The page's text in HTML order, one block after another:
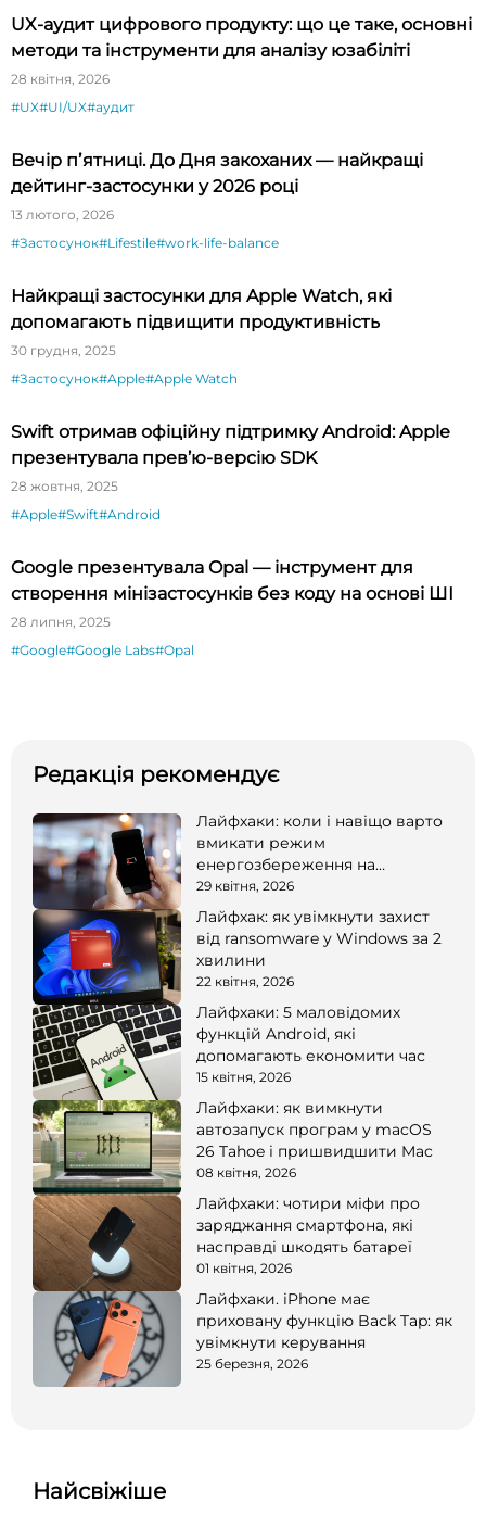
UX-аудит цифрового продукту: що це таке, основні
методи та інструменти для аналізу юзабіліті
28 квітня, 2026
#UX#UI/UX#аудит
Вечір пʼятниці. До Дня закоханих — найкращі
дейтинг-застосунки у 2026 році
13 лютого, 2026
#Застосунок#Lifestile#work-life-balance
Найкращі застосунки для Apple Watch, які
допомагають підвищити продуктивність
30 грудня, 2025
#Застосунок#Apple#Apple Watch
Swift отримав офіційну підтримку Android: Apple
презентувала прев’ю-версію SDK
28 жовтня, 2025
#Apple#Swift#Android
Google презентувала Opal — інструмент для
створення мінізастосунків без коду на основі ШІ
28 липня, 2025
#Google#Google Labs#Opal
Редакція рекомендує
Лайфхаки: коли і навіщо варто
вмикати режим
енергозбереження на
смартфоні
29 квітня, 2026
Лайфхак: як увімкнути захист
від ransomware у Windows за 2
хвилини
22 квітня, 2026
Лайфхаки: 5 маловідомих
функцій Android, які
допомагають економити час
15 квітня, 2026
Лайфхаки: як вимкнути
автозапуск програм у macOS
26 Tahoe і пришвидшити Mac
08 квітня, 2026
Лайфхаки: чотири міфи про
заряджання смартфона, які
насправді шкодять батареї
01 квітня, 2026
Лайфхаки. iPhone має
приховану функцію Back Tap: як
увімкнути керування
25 березня, 2026
Найсвіжіше